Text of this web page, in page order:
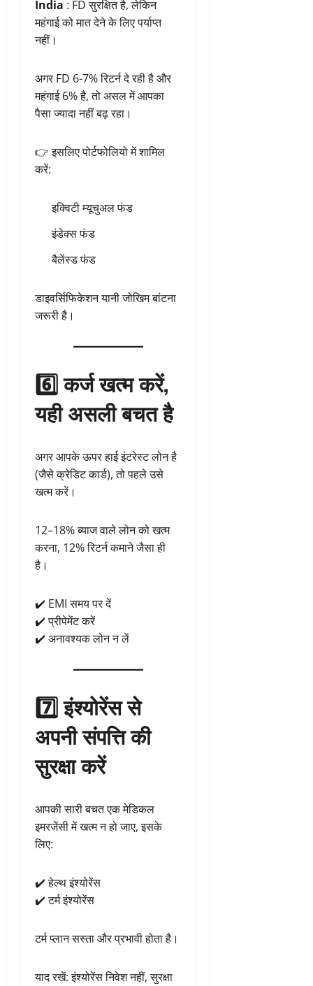
India : FD सुरक्षित है, लेकिन
महंगाई को मात देने के लिए पर्याप्त
नहीं।
अगर FD 6-7% रिटर्न दे रही है और
महंगाई 6% है, तो असल में आपका
पैसा ज्यादा नहीं बढ़ रहा।
👉 इसलिए पोर्टफोलियो में शामिल
करें:
इक्विटी म्यूचुअल फंड
इंडेक्स फंड
बैलेंस्ड फंड
डाइवर्सिफिकेशन यानी जोखिम बांटना
जरूरी है।
6️⃣ कर्ज खत्म करें,
यही असली बचत है
अगर आपके ऊपर हाई इंटरेस्ट लोन है
(जैसे क्रेडिट कार्ड), तो पहले उसे
खत्म करें।
12–18% ब्याज वाले लोन को खत्म
करना, 12% रिटर्न कमाने जैसा ही
है।
✔️ EMI समय पर दें
✔️ प्रीपेमेंट करें
✔️ अनावश्यक लोन न लें
7️⃣ इंश्योरेंस से
अपनी संपत्ति की
सुरक्षा करें
आपकी सारी बचत एक मेडिकल
इमरजेंसी में खत्म न हो जाए, इसके
लिए:
✔️ हेल्थ इंश्योरेंस
✔️ टर्म इंश्योरेंस
टर्म प्लान सस्ता और प्रभावी होता है।
याद रखें: इंश्योरेंस निवेश नहीं, सुरक्षा